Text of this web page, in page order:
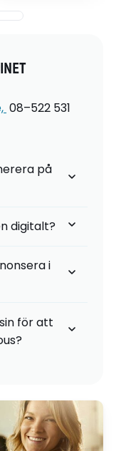
08–522 531
på
digitalt?
i
för att